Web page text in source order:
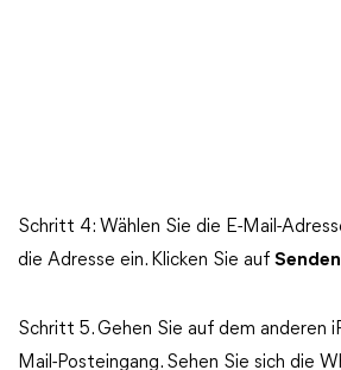
Schritt 4: Wählen Sie die E-Mail-
die Adresse ein. Klicken Sie auf Senden
Schritt 5. Gehen Sie auf dem anderen
Mail-Posteingang. Sehen Sie sich die